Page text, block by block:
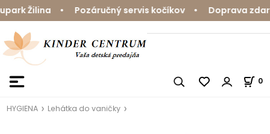
Žilina • Pozáručný servis kočíkov • Doprava
0
HYGIENA Lehátka do vaničky